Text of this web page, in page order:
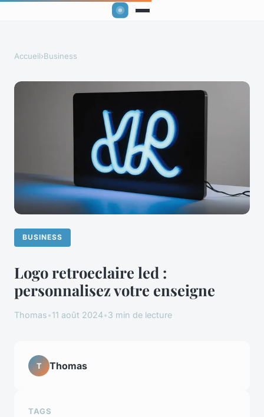
Accueil›Business
BUSINESS
Logo retroeclaire led :
personnalisez votre enseigne
Thomas•11 août 2024•3 min de lecture
T Thomas
TAGS